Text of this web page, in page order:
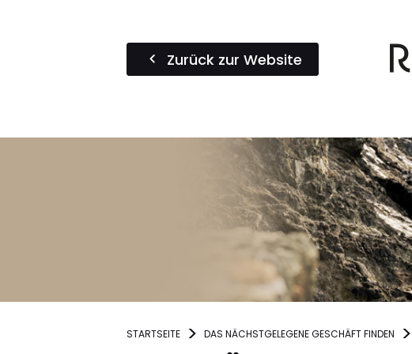
Zurück zur Website
STARTSEITE DAS NÄCHSTGELEGENE GESCHÄFT FINDEN